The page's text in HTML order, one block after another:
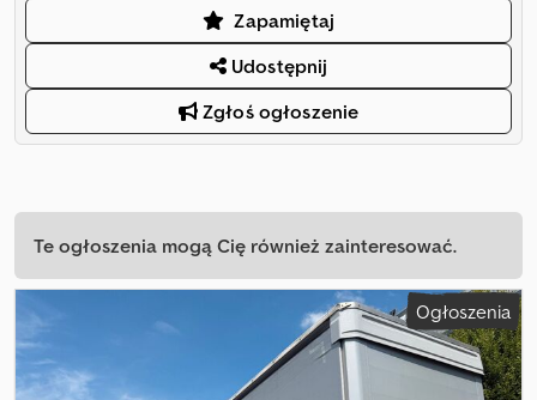
Zapamiętaj
Udostępnij
Zgłoś ogłoszenie
Te ogłoszenia mogą Cię również zainteresować.
Ogłoszenia